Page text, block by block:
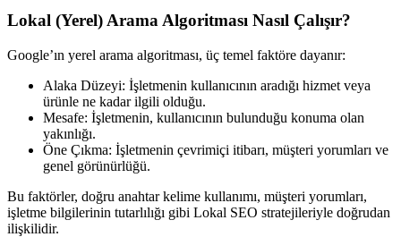
Lokal (Yerel) Arama Algoritması Nasıl Çalışır?
Google’ın yerel arama algoritması, üç temel faktöre dayanır:
Alaka Düzeyi: İşletmenin kullanıcının aradığı hizmet veya
ürünle ne kadar ilgili olduğu.
Mesafe: İşletmenin, kullanıcının bulunduğu konuma olan
yakınlığı.
Öne Çıkma: İşletmenin çevrimiçi itibarı, müşteri yorumları ve
genel görünürlüğü.
Bu faktörler, doğru anahtar kelime kullanımı, müşteri yorumları,
işletme bilgilerinin tutarlılığı gibi Lokal SEO stratejileriyle doğrudan
ilişkilidir.